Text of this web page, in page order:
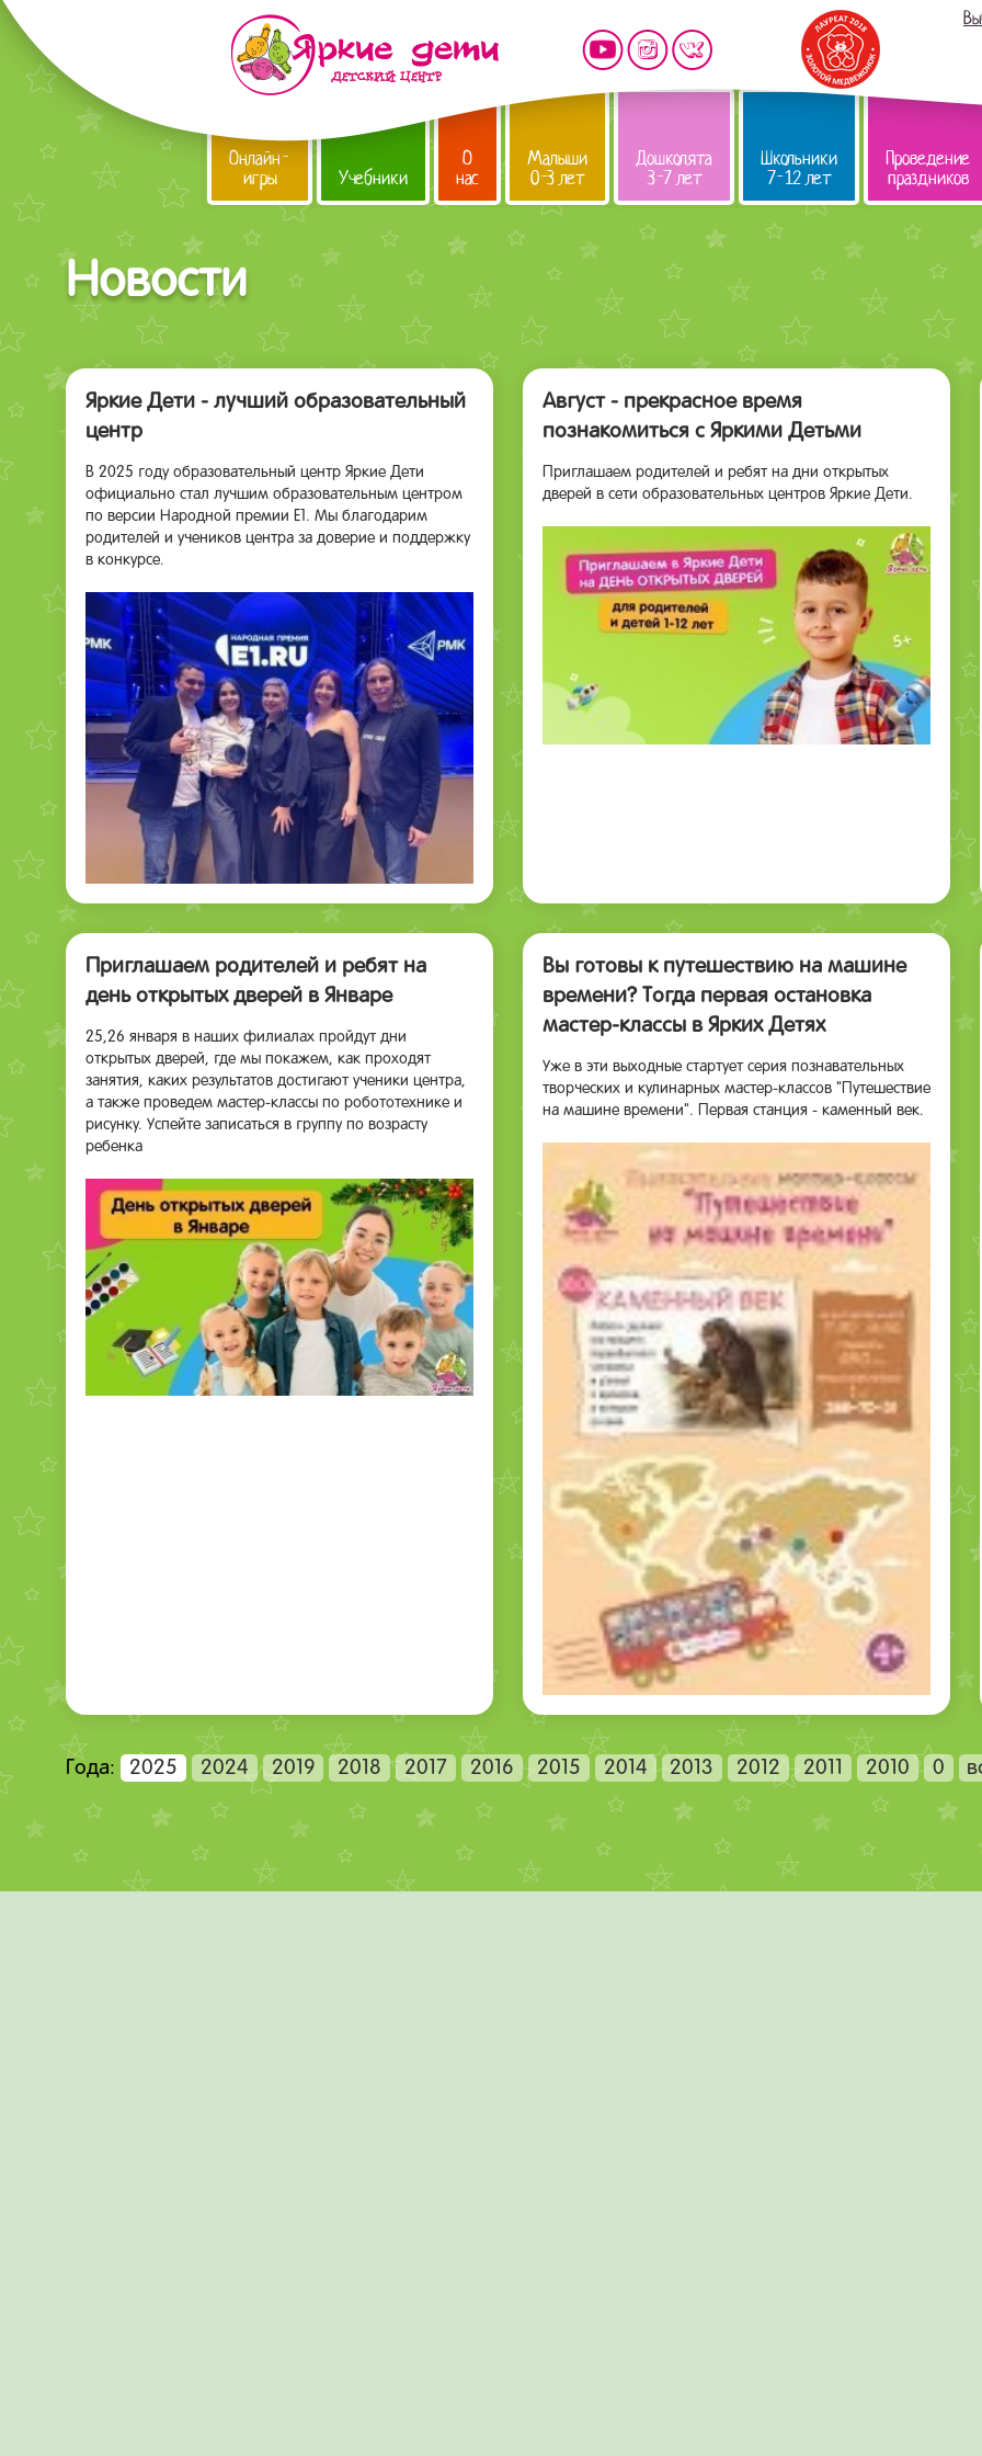
Онлайн-
игры Учебники
О
нас
Малыши
0-3 лет
Дошколята
3-7 лет
Школьники
7-12 лет
Проведение
праздников
Новости
Яркие Дети - лучший образовательный
центр
В 2025 году образовательный центр Яркие Дети
официально стал лучшим образовательным центром
по версии Народной премии Е1. Мы благодарим
родителей и учеников центра за доверие и поддержку
в конкурсе.
Август - прекрасное время
познакомиться с Яркими Детьми
Приглашаем родителей и ребят на дни открытых
дверей в сети образовательных центров Яркие Дети.
Приглашаем родителей и ребят на
день открытых дверей в Январе
25,26 января в наших филиалах пройдут дни
открытых дверей, где мы покажем, как проходят
занятия, каких результатов достигают ученики центра,
а также проведем мастер-классы по робототехнике и
рисунку. Успейте записаться в группу по возрасту
ребенка
Вы готовы к путешествию на машине
времени? Тогда первая остановка
мастер-классы в Ярких Детях
Уже в эти выходные стартует серия познавательных
творческих и кулинарных мастер-классов "Путешествие
на машине времени". Первая станция - каменный век.
Года: 2025 2024 2019 2018 2017 2016 2015 2014 2013 2012 2011 2010 0